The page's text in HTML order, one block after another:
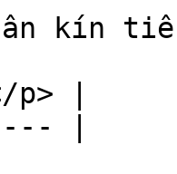
kín
p> |
|